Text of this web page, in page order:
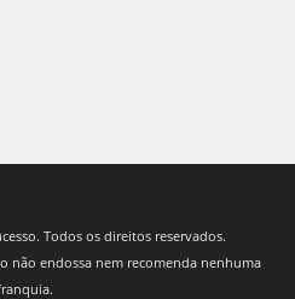
Todos os direitos reservados.
não endossa nem recomenda nenhuma